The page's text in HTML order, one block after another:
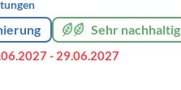
Sehr nachhaltig
- 29.06.2027